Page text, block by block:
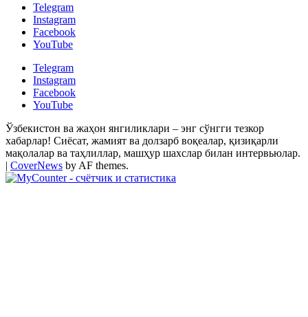
Telegram
Instagram
Facebook
YouTube
Telegram
Instagram
Facebook
YouTube
Ўзбекистон ва жаҳон янгиликлари – энг сўнгги тезкор
хабарлар! Сиёсат, жамият ва долзарб воқеалар, қизиқарли
мақолалар ва таҳлиллар, машҳур шахслар билан интервьюлар.
| CoverNews by AF themes.